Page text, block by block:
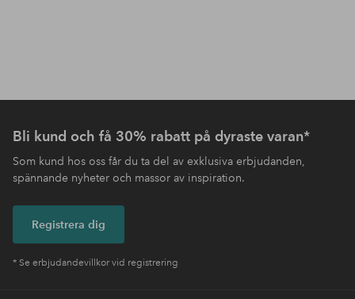
Bli kund och få 30% rabatt på dyraste varan*
Som kund hos oss får du ta del av exklusiva erbjudanden,
spännande nyheter och massor av inspiration.
Registrera dig
* Se erbjudandevillkor vid registrering